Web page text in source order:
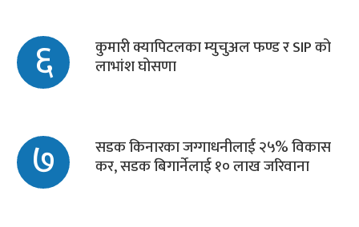
६ कुमारी क्यापिटलका म्युचुअल फण्ड र SIP को
लाभांश घोसणा
७ सडक किनारका जग्गाधनीलाई २५% विकास
कर, सडक बिगार्नेलाई १० लाख जरिवाना